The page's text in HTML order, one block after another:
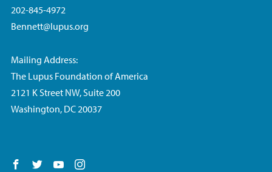
202-845-4972
Bennett@lupus.org
Mailing Address:
The Lupus Foundation of America
2121 K Street NW, Suite 200
Washington, DC 20037
Follow us on Facebook
Follow us on Twitter
Follow us on YouTube